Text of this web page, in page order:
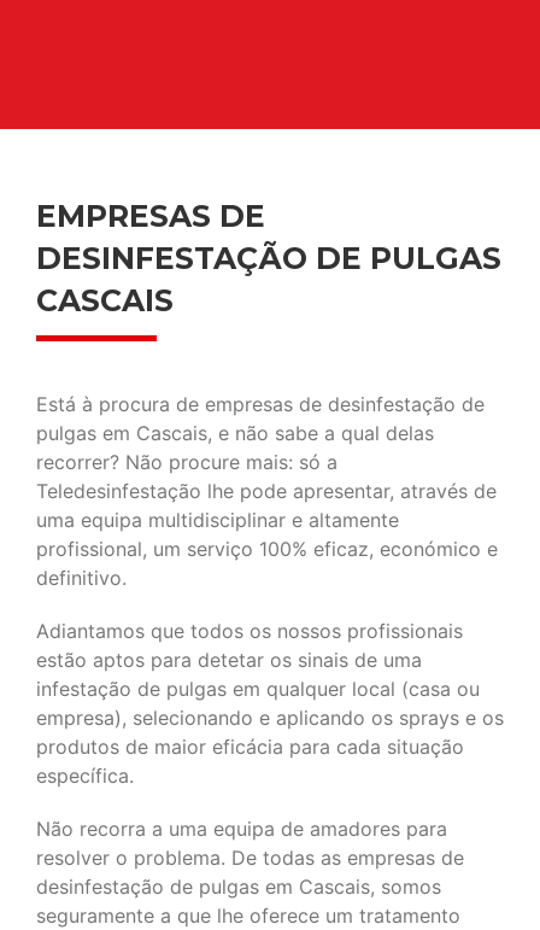
EMPRESAS DE
DESINFESTAÇÃO DE PULGAS
CASCAIS
Está à procura de empresas de desinfestação de
pulgas em Cascais, e não sabe a qual delas
recorrer? Não procure mais: só a
Teledesinfestação lhe pode apresentar, através de
uma equipa multidisciplinar e altamente
profissional, um serviço 100% eficaz, económico e
definitivo.
Adiantamos que todos os nossos profissionais
estão aptos para detetar os sinais de uma
infestação de pulgas em qualquer local (casa ou
empresa), selecionando e aplicando os sprays e os
produtos de maior eficácia para cada situação
específica.
Não recorra a uma equipa de amadores para
resolver o problema. De todas as empresas de
desinfestação de pulgas em Cascais, somos
seguramente a que lhe oferece um tratamento